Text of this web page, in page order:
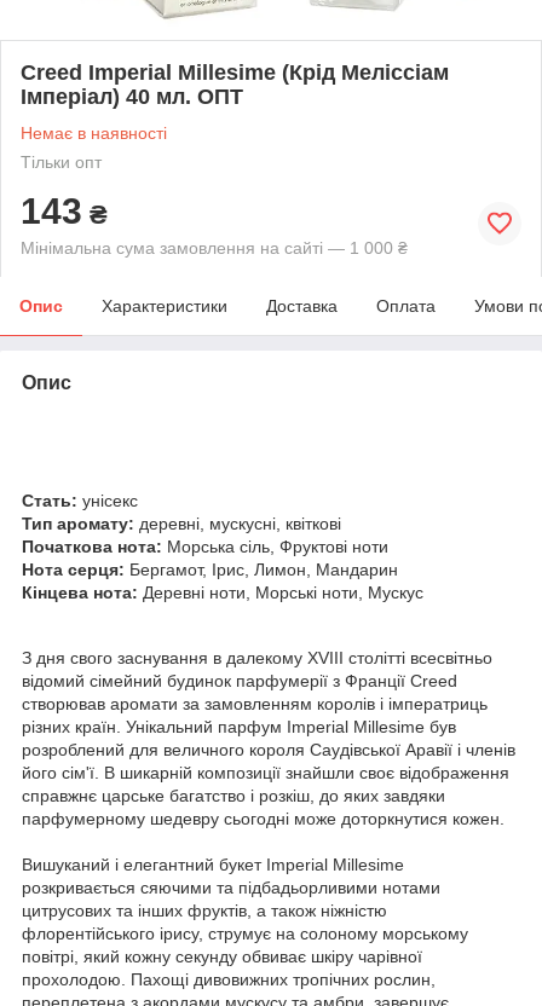
Creed Imperial Millesime (Крід Меліссіам
Імперіал) 40 мл. ОПТ
Немає в наявності
Тільки опт
143 ₴
Мінімальна сума замовлення на сайті — 1 000 ₴
Опис Характеристики Доставка Оплата Умови
Опис
Стать: унісекс
Тип аромату: деревні, мускусні, квіткові
Початкова нота: Морська сіль, Фруктові ноти
Нота серця: Бергамот, Ірис, Лимон, Мандарин
Кінцева нота: Деревні ноти, Морські ноти, Мускус
З дня свого заснування в далекому XVIII столітті всесвітньо
відомий сімейний будинок парфумерії з Франції Creed
створював аромати за замовленням королів і імператриць
різних країн. Унікальний парфум Imperial Millesime був
розроблений для величного короля Саудівської Аравії і членів
його сім'ї. В шикарній композиції знайшли своє відображення
справжнє царське багатство і розкіш, до яких завдяки
парфумерному шедевру сьогодні може доторкнутися кожен.
Вишуканий і елегантний букет Imperial Millesime
розкривається сяючими та підбадьорливими нотами
цитрусових та інших фруктів, а також ніжністю
флорентійського ірису, струмує на солоному морському
повітрі, який кожну секунду обвиває шкіру чарівної
прохолодою. Пахощі дивовижних тропічних рослин,